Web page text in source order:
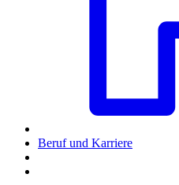
Beruf und Karriere